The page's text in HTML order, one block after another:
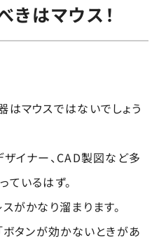
きはマウス！
マウスではないでしょう
イナー、CAD製図など多
いるはず。
がかなり溜まります。
ボタンが効かないときがあ